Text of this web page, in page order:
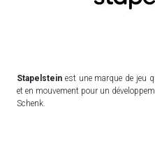
Stapelstein est une marque de jeu
et en mouvement pour un
Schenk.